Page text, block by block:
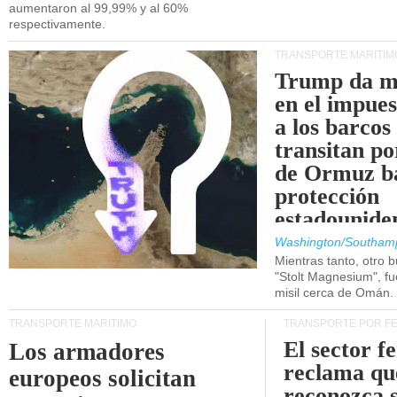
aumentaron al 99,99% y al 60%
respectivamente.
TRANSPORTE
Trump da
en el
a los barcos
transitan
de Ormuz
protección
Washington/
Mientras tanto, otro
"Stolt Magnesium",
misil cerca de Omán.
TRANSPORTE MARÍTIMO
Los armadores
europeos solicitan
TRANSPORTE POR
El sector
reclama